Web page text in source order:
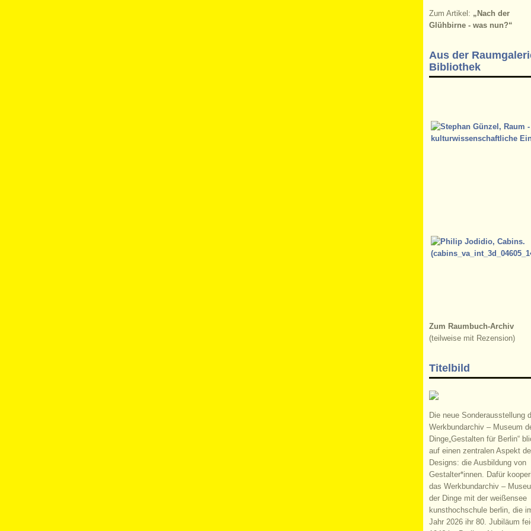
Zum Artikel: „Nach der
Glühbirne - was nun?“
Aus der
Bibliothek
Zum Raumbuch-Archiv
(teilweise mit Rezension)
Titelbild
Die neue Sonderausstellung
Werkbundarchiv – Museum
Dinge„Gestalten für Berlin“
auf einen zentralen Aspekt
Designs: die Ausbildung von
Gestalter*innen. Dafür
das Werkbundarchiv –
der Dinge mit der weißensee
kunsthochschule berlin, die
Jahr 2026 ihr 80. Jubiläum